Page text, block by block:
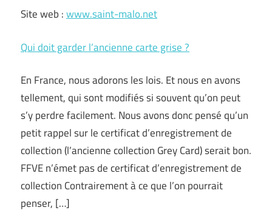
Site web :www.saint-malo.net
Qui doit garder l’ancienne carte grise ?
En France, nous adorons les lois. Et nous en avons
tellement, qui sont modifiés si souvent qu’on peut
s’y perdre facilement. Nous avons donc pensé qu’un
petit rappel sur le certificat d’enregistrement de
collection (l’ancienne collection Grey Card) serait bon.
FFVE n’émet pas de certificat d’enregistrement de
collection Contrairement à ce que l’on pourrait
penser, […]